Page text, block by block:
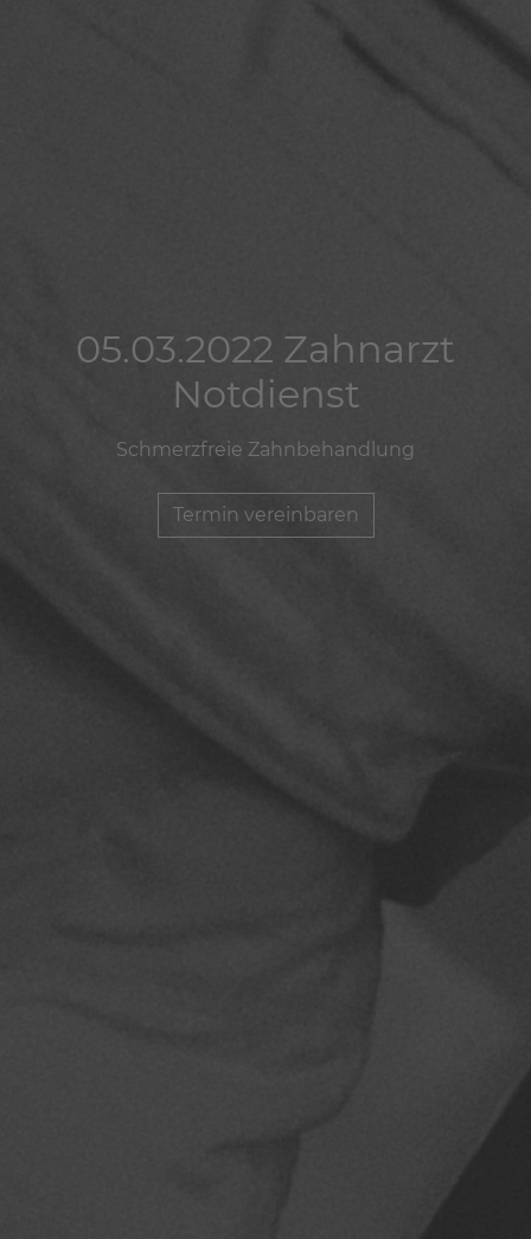
05.03.2022 Zahnarzt
Notdienst
Schmerzfreie Zahnbehandlung
Termin vereinbaren
05.03.2022 Zahnarzt
Notdienst
Schmerzfreie Zahnbehandlung
Termin vereinbaren
05.03.2022 Zahnarzt
Notdienst
Schmerzfreie Zahnbehandlung
Termin vereinbaren